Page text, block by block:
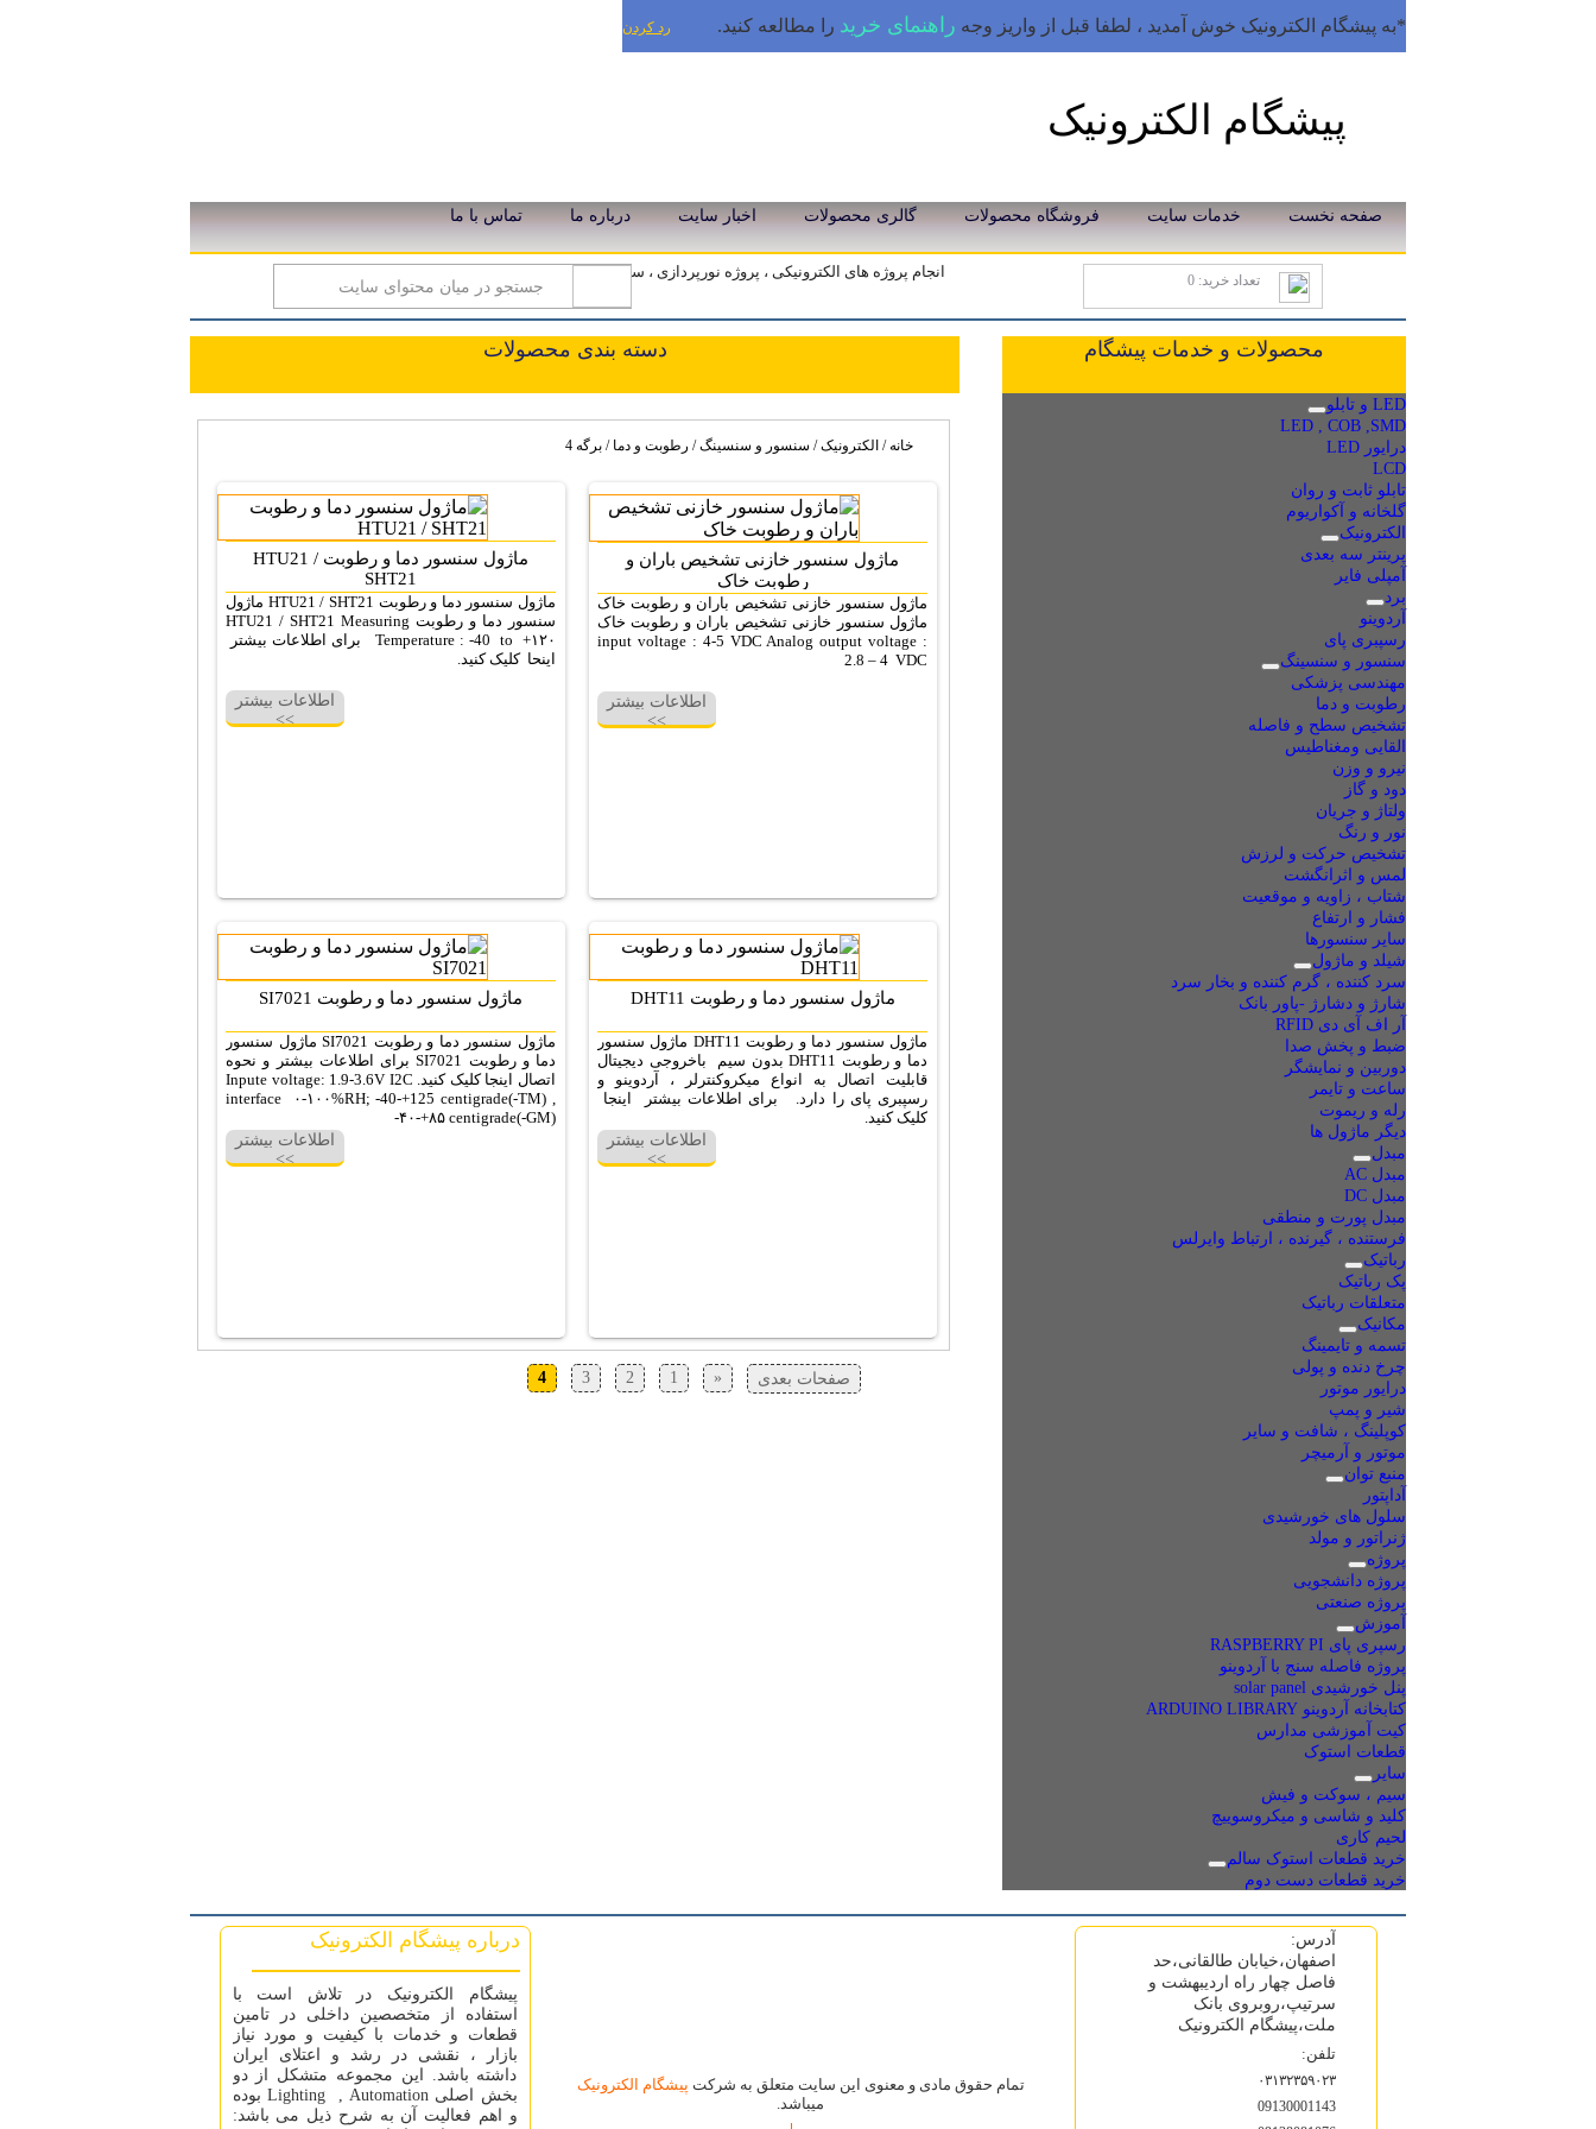
پیشگام الکترونیک
انجام پروژه های الکترونیکی ، پروژه نورپردازی ، سیستم تولید برق خورشیدی
صفحه نخست خدمات سایت فروشگاه محصولات گالری محصولات اخبار سایت درباره ما تماس با ما
تعداد خرید: 0
دسته بندی محصولات
خانه/ الکترونیک/ سنسور و سنسینگ/ رطوبت و دما / برگه 4
ماژول سنسور خازنی تشخیص باران و
رطوبت خاک
ماژول سنسور خازنی تشخیص باران و رطوبت خاک
ماژول سنسور خازنی تشخیص باران و رطوبت خاک
input voltage : 4-5 VDC Analog output voltage :
2.8 – 4 VDC
اطلاعات بیشتر
>>
ماژول سنسور دما و رطوبت HTU21 /
SHT21
ماژول سنسور دما و رطوبت HTU21 / SHT21 ماژول
سنسور دما و رطوبت HTU21 / SHT21 Measuring
Temperature : -40 to +۱۲۰ برای اطلاعات بیشتر
اینحا کلیک کنید.
اطلاعات بیشتر
>>
ماژول سنسور دما و رطوبت DHT11
ماژول سنسور دما و رطوبت DHT11 ماژول سنسور
دما و رطوبت DHT11 بدون سیم باخروجی دیجیتال
قابلیت اتصال به انواع میکروکنترلر ، آردوینو و
رسپبری پای را دارد. برای اطلاعات بیشتر اینجا
کلیک کنید.
اطلاعات بیشتر
>>
ماژول سنسور دما و رطوبت SI7021
ماژول سنسور دما و رطوبت SI7021 ماژول سنسور
دما و رطوبت SI7021 برای اطلاعات بیشتر و نحوه
اتصال اینجا کلیک کنید. Inpute voltage: 1.9-3.6V I2C
interface ۰-۱۰۰%RH; -40-+125 centigrade(-TM) ,
-۴۰-+۸۵ centigrade(-GM)
اطلاعات بیشتر
>>
صفحات بعدی «
1
2
3
4
محصولات و خدمات پیشگام
LED و تابلو
LED , COB ,SMD
درایور LED
LCD
تابلو ثابت و روان
گلخانه و آکواریوم
الکترونیک
پرینتر سه بعدی
آمپلی فایر
برد
آردوینو
رسپبری پای
سنسور و سنسینگ
مهندسی پزشکی
رطوبت و دما
تشخیص سطح و فاصله
القایی ومغناطیس
نیرو و وزن
دود و گاز
ولتاژ و جریان
نور و رنگ
تشخیص حرکت و لرزش
لمس و اثرانگشت
شتاب ، زاویه و موقعیت
فشار و ارتفاع
سایر سنسورها
شیلد و ماژول
سرد کننده ، گرم کننده و بخار سرد
شارژ و دشارژ -پاور بانک
آر اف آی دی RFID
ضبط و پخش صدا
دوربین و نمایشگر
ساعت و تایمر
رله و ریموت
دیگر ماژول ها
مبدل
مبدل AC
مبدل DC
مبدل پورت و منطقی
فرستنده ، گیرنده ، ارتباط وایرلس
رباتیک
پک رباتیک
متعلقات رباتیک
مکانیک
تسمه و تایمینگ
چرخ دنده و پولی
درایور موتور
شیر و پمپ
کوپلینگ ، شافت و سایر
موتور و آرمیچر
منبع توان
آداپتور
سلول های خورشیدی
ژنراتور و مولد
پروژه
پروژه دانشجویی
پروژه صنعتی
آموزش
رسپری پای RASPBERRY PI
پروژه فاصله سنج با آردوینو
پنل خورشیدی solar panel
کتابخانه آردوینو ARDUINO LIBRARY
کیت آموزشی مدارس
قطعات استوک
سایر
سیم ، سوکت و فیش
کلید و شاسی و میکروسوییچ
لحیم کاری
خرید قطعات استوک سالم
خرید قطعات دست دوم
درباره پیشگام الکترونیک
پیشگام الکترونیک در تلاش است با
استفاده از متخصصین داخلی در تامین
قطعات و خدمات با کیفیت و مورد نیاز
بازار ، نقشی در رشد و اعتلای ایران
داشته باشد. این مجموعه متشکل از دو
بخش اصلی Lighting , Automation بوده
و اهم فعالیت آن به شرح ذیل می باشد:
تمام حقوق مادی و معنوی این سایت متعلق به شرکت پیشگام الکترونیک
میباشد.
آدرس:
اصفهان،خیابان طالقانی،حد
فاصل چهار راه اردیبهشت و
سرتیپ،روبروی بانک
ملت،پیشگام الکترونیک
تلفن:
۰۳۱۳۲۳۵۹۰۲۳
09130001143
*به پیشگام الکترونیک خوش آمدید ، لطفا قبل از واریز وجه راهنمای خرید را مطالعه کنید. رد کردن